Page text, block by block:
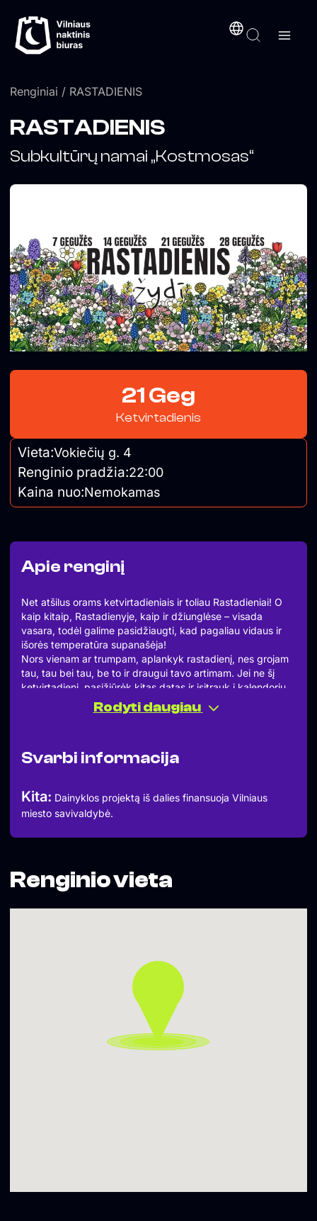
prie
turinio
Renginiai / RASTADIENIS
Apie renginį
Net atšilus orams ketvirtadieniais ir toliau Rastadieniai! O
kaip kitaip, Rastadienyje, kaip ir džiunglėse – visada
vasara, todėl galime pasidžiaugti, kad pagaliau vidaus ir
išorės temperatūra supanašėja!
Nors vienam ar trumpam, aplankyk rastadienį, nes grojam
tau, tau bei tau, be to ir draugui tavo artimam. Jei ne šį
ketvirtadienį, pasižiūrėk kitas datas ir įsitrauk į kalendorių,
nors ir pasaulis išprotėjo, Rastadienis kaip pabėgimas gali
tapti kiekvienam.
Anber
The Corpus
Trips
Rodyti daugiau
Svarbi informacija
Kita: Dainyklos projektą iš dalies finansuoja Vilniaus
miesto savivaldybė.
RASTADIENIS
Subkultūrų namai „Kostmosas“
21 Geg
Ketvirtadienis
Vieta:Vokiečių g. 4
Renginio pradžia:22:00
Kaina nuo:Nemokamas
Renginio vieta